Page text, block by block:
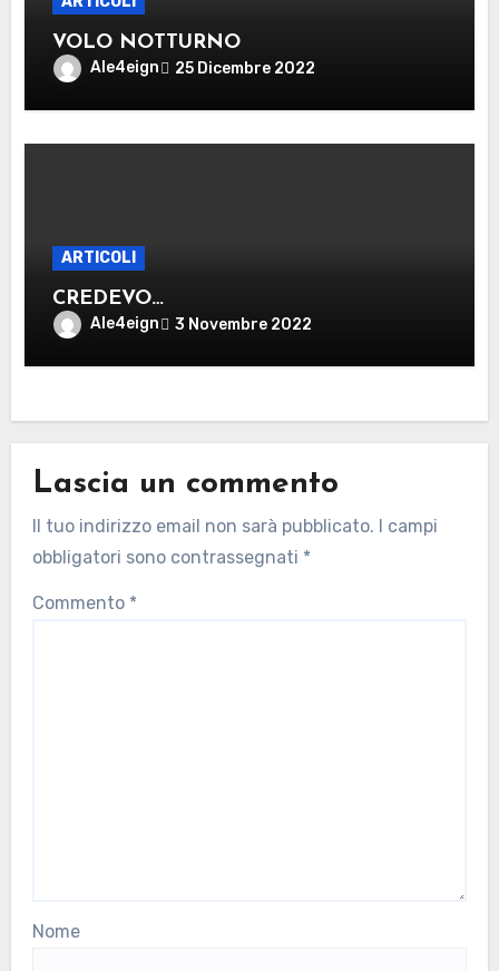
VOLO NOTTURNO
Ale4eign 25 Dicembre 2022
ARTICOLI
CREDEVO…
Ale4eign 3 Novembre 2022
Lascia un commento
Il tuo indirizzo email non sarà pubblicato. I campi
obbligatori sono contrassegnati *
Commento *
Nome